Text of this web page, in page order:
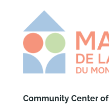
Community Center of